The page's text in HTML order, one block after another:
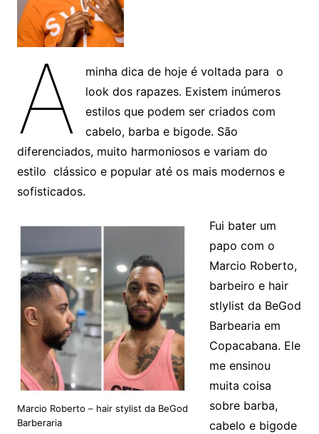
A
minha dica de hoje é voltada para o
look dos rapazes. Existem inúmeros
estilos que podem ser criados com
cabelo, barba e bigode. São
diferenciados, muito harmoniosos e variam do
estilo clássico e popular até os mais modernos e
sofisticados.
Marcio Roberto – hair stylist da BeGod
Barberaria
Fui bater um
papo com o
Marcio Roberto,
barbeiro e hair
stlylist da BeGod
Barbearia em
Copacabana. Ele
me ensinou
muita coisa
sobre barba,
cabelo e bigode